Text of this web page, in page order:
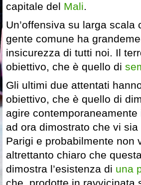
capitale del Mali.
Un’offensiva su larga
gente comune ha
insicurezza di tutti noi. Il
obiettivo, che è quello di
Gli ultimi due attentati
obiettivo, che è quello di
agire
ad ora dimostrato che vi
Parigi e probabilmente non
altrettanto chiaro che
dimostra l’esistenza di una